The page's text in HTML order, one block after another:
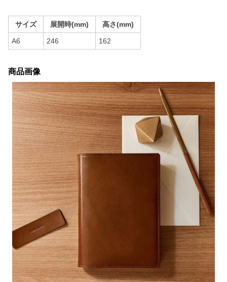
サイズ 展開時(mm) 高さ(mm)
A6 246 162
商品画像